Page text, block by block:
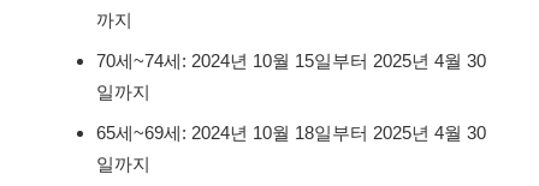
까지
70세~74세: 2024년 10월 15일부터 2025년 4월 30
일까지
65세~69세: 2024년 10월 18일부터 2025년 4월 30
일까지